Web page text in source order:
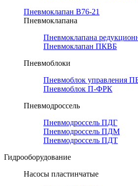
Пневмоклапан В76-21
Пневмоклапана
Пневмоклапана
Пневмоклапан ПКВБ
Пневмоблоки
Пневмоблок управления
Пневмоблок П-ФРК
Пневмодроссель
Пневмодроссель ПДГ
Пневмодроссель ПДМ
Пневмодроссель ПДТ
Гидрооборудование
Насосы пластинчатые